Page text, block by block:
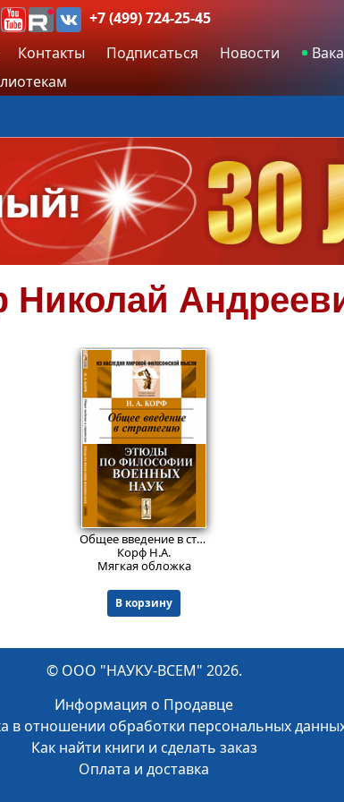
+7 (499) 724-25-45
Контакты Подписаться Новости
Николай
566₽
Общее введение в стратегию: Этюды по ФИЛОСОФИИ ВОЕННЫХ НАУК.
Корф Н.А.
Мягкая обложка
В корзину
© ООО "НАУКУ-ВСЕМ" 2026.
Информация о Продавце
в отношении обработки персональных
Как найти книги и сделать заказ
Оплата и доставка